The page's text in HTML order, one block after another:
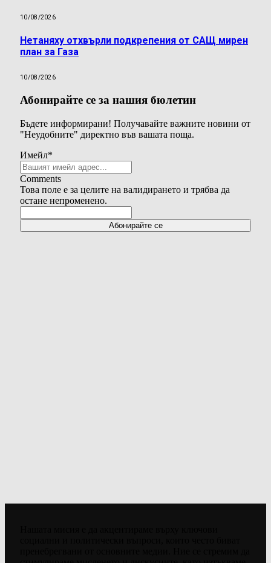
10/08/2026
Нетаняху отхвърли подкрепения от САЩ мирен
план за Газа
10/08/2026
Абонирайте се за нашия бюлетин
Бъдете информирани! Получавайте важните новини от
"Неудобните" директно във вашата поща.
Имейл*
Comments
Това поле е за целите на валидирането и трябва да
остане непроменено.